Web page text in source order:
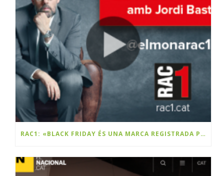
RAC1: «BLACK FRIDAY ÉS UNA MARCA REGISTRADA PER UNA EMPRESA CATALANA»